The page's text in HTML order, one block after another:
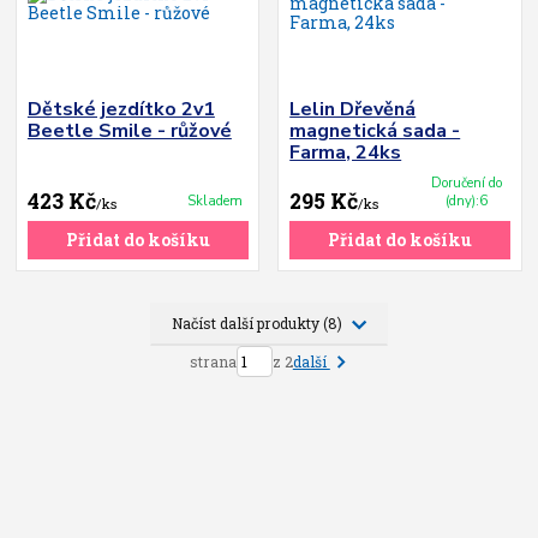
Dětské jezdítko 2v1
Beetle Smile - růžové
423 Kč/ks Skladem
Přidat do košíku
Lelin Dřevěná
magnetická sada -
Farma, 24ks
295 Kč/ks
Doručení do
(dny):6
Přidat do košíku
Načíst další produkty (8)
strana z 2další